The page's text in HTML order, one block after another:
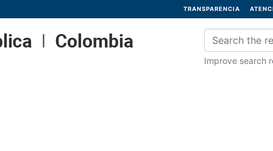
TRANSPARENCIA
Improve search